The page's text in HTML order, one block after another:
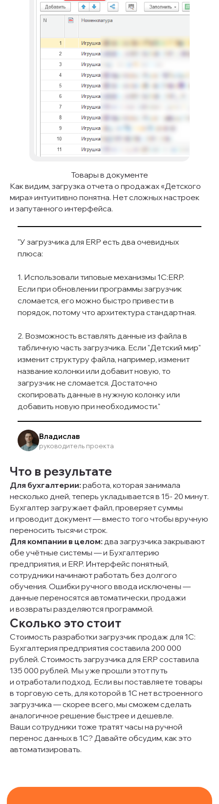
Товары в документе
Как видим, загрузка отчета о продажах «Детского
мира» интуитивно понятна. Нет сложных настроек
и запутанного интерфейса.
"У загрузчика для ERP есть два очевидных
плюса:
1. Использовали типовые механизмы 1С:ERP.
Если при обновлении программы загрузчик
сломается, его можно быстро привести в
порядок, потому что архитектура стандартная.
2. Возможность вставлять данные из файла в
табличную часть загрузчика. Если "Детский мир"
изменит структуру файла, например, изменит
название колонки или добавит новую, то
загрузчик не сломается. Достаточно
скопировать данные в нужную колонку или
добавить новую при необходимости."
Владислав
руководитель проекта
Что в результате
Для бухгалтерии: работа, которая занимала
несколько дней, теперь укладывается в 15- 20 минут.
Бухгалтер загружает файл, проверяет суммы
и проводит документ — вместо того чтобы вручную
переносить тысячи строк.
Для компании в целом: два загрузчика закрывают
обе учётные системы — и Бухгалтерию
предприятия, и ERP. Интерфейс понятный,
сотрудники начинают работать без долгого
обучения. Ошибки ручного ввода исключены —
данные переносятся автоматически, продажи
и возвраты разделяются программой.
Сколько это стоит
Стоимость разработки загрузчик продаж для 1С:
Бухгалтерия предприятия составила 200 000
рублей. Стоимость загрузчика для ERP составила
135 000 рублей. Мы уже прошли этот путь
и отработали подход. Если вы поставляете товары
в торговую сеть, для которой в 1С нет встроенного
загрузчика — скорее всего, мы сможем сделать
аналогичное решение быстрее и дешевле.
Ваши сотрудники тоже тратят часы на ручной
перенос данных в 1С? Давайте обсудим, как это
автоматизировать.